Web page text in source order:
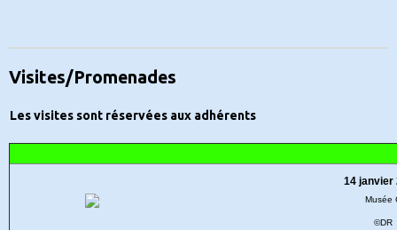
Visites/Promenades
Les visites sont réservées aux adhérents
14 janvier
©DR